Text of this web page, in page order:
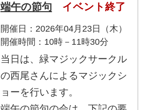
端午の節句 イベント終了
開催日：2026年04月23日（木）
開催時間：10時－11時30分
当日は、緑マジックサークル
の西尾さんによるマジックシ
ョーを行います。